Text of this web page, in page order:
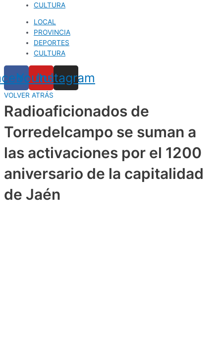
CULTURA
LOCAL
PROVINCIA
DEPORTES
CULTURA
Youtube
Instagram
VOLVER ATRÁS
Radioaficionados de
Torredelcampo se suman a
las activaciones por el 1200
aniversario de la capitalidad
de Jaén